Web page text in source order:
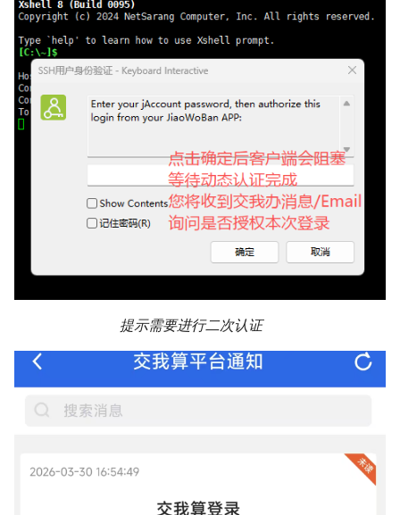
提示需要进行二次认证